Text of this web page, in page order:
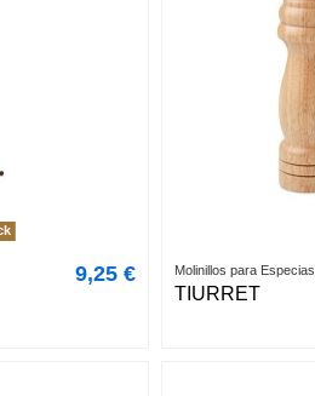
9,25 € Molinillos para Especias
TIURRET